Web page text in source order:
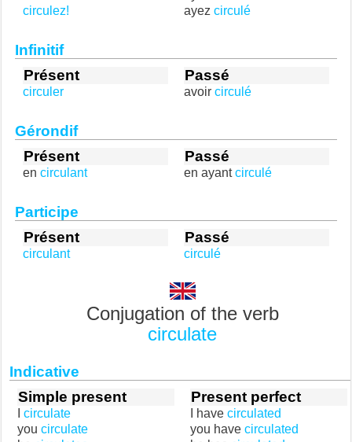
circulez!
ayez circulé
Infinitif
Présent
circuler
Passé
avoir circulé
Gérondif
Présent
en circulant
Passé
en ayantcirculé
Participe
Présent
circulant
Passé
circulé
Conjugation of the verb
circulate
Indicative
Simple present
circulate
you circulate
Present perfect
I have circulated
you have circulated